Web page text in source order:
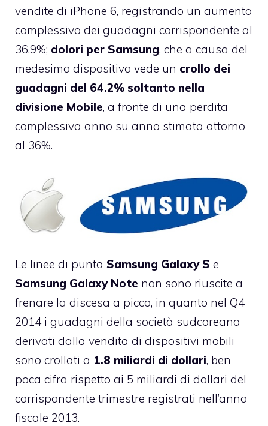
vendite di iPhone 6, registrando un aumento
complessivo dei guadagni corrispondente al
36.9%; dolori per Samsung, che a causa del
medesimo dispositivo vede un crollo dei
guadagni del 64.2% soltanto nella
divisione Mobile, a fronte di una perdita
complessiva anno su anno stimata attorno
al 36%.
Le linee di punta Samsung Galaxy S e
Samsung Galaxy Note non sono riuscite a
frenare la discesa a picco, in quanto nel Q4
2014 i guadagni della società sudcoreana
derivati dalla vendita di dispositivi mobili
sono crollati a 1.8 miliardi di dollari, ben
poca cifra rispetto ai 5 miliardi di dollari del
corrispondente trimestre registrati nell’anno
fiscale 2013.